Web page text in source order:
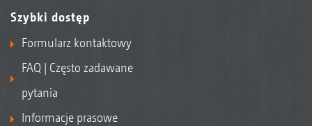
Szybki dostęp
Formularz kontaktowy
FAQ | Często zadawane
pytania
Informacje prasowe